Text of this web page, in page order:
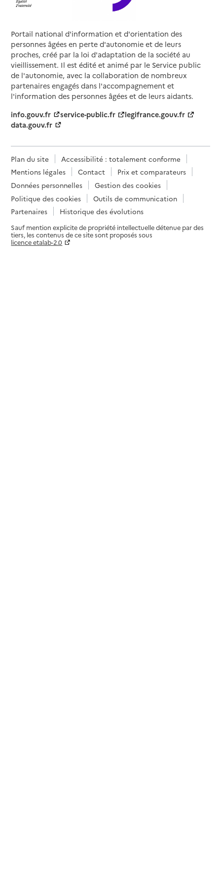
Portail national d'information et d'orientation des
personnes âgées en perte d'autonomie et de leurs
proches, créé par la loi d'adaptation de la société au
vieillissement. Il est édité et animé par le Service public
de l'autonomie, avec la collaboration de nombreux
partenaires engagés dans l'accompagnement et
l'information des personnes âgées et de leurs aidants.
info.gouv.fr
service-public.fr
legifrance.gouv.fr
data.gouv.fr
Plan du site
Accessibilité : totalement conforme
Mentions légales
Contact
Prix et comparateurs
Données personnelles
Gestion des cookies
Politique des cookies
Outils de communication
Partenaires
Historique des évolutions
Sauf mention explicite de propriété intellectuelle détenue par des
tiers, les contenus de ce site sont proposés sous
licence etalab-2.0